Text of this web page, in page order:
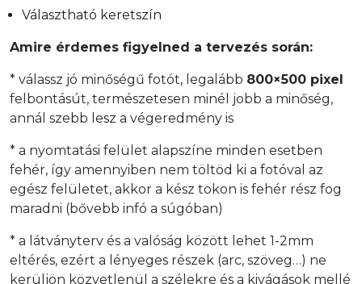
Választható keretszín
Amire érdemes figyelned a tervezés során:
* válassz jó minőségű fotót, legalább 800×500 pixel
felbontásút, természetesen minél jobb a minőség,
annál szebb lesz a végeredmény is
* a nyomtatási felület alapszíne minden esetben
fehér, így amennyiben nem töltöd ki a fotóval az
egész felületet, akkor a kész tokon is fehér rész fog
maradni (bővebb infó a súgóban)
* a látványterv és a valóság között lehet 1-2mm
eltérés, ezért a lényeges részek (arc, szöveg…) ne
kerüljön közvetlenül a szélekre és a kivágások mellé